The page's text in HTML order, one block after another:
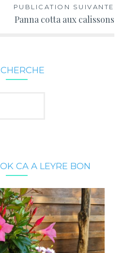
PUBLICATION SUIVANTE
Panna cotta aux calissons
CA A LEYRE BON